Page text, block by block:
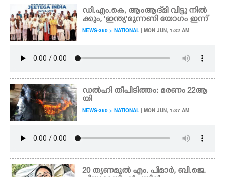
ഡി.എം.കെ, ആംആദ്‌മി വിട്ടു നിൽ
ക്കും, 'ഇന്ത്യ'മുന്നണി യോഗം ഇന്ന്
NEWS-360 > NATIONAL | MON JUN, 1:32 AM
ഡൽഹി തീപിടിത്തം: മരണം 22ആ
യി
NEWS-360 > NATIONAL | MON JUN, 1:37 AM
20 തൃണമൂൽ എം. പിമാർ, ബി.ജെ.